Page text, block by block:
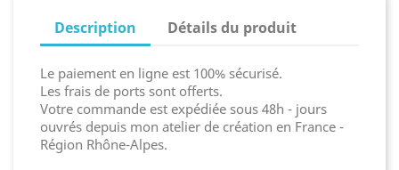
Description Détails du produit
Le paiement en ligne est 100% sécurisé.
Les frais de ports sont offerts.
Votre commande est expédiée sous 48h - jours
ouvrés depuis mon atelier de création en France -
Région Rhône-Alpes.